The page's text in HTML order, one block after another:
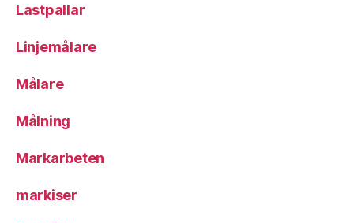
Lastpallar
Linjemålare
Målare
Målning
Markarbeten
markiser